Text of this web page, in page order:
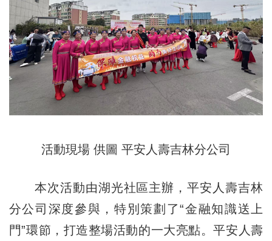
活動現場 供圖 平安人壽吉林分公司
本次活動由湖光社區主辦，平安人壽吉林
分公司深度參與，特別策劃了“金融知識送上
門”環節，打造整場活動的一大亮點。平安人壽